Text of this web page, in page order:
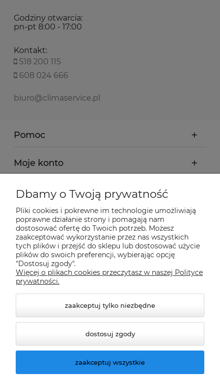
Godziny otwarcia:
pn-pt 8:00 - 17:00
Kontakt:
518 200 115
608 024 666
biuro@climaservice.pl
Pomoc
Moje konto
Płatności i dostawa
Informacje
O nas
Nasze sklepy Allegro
Dbamy o Twoją prywatność
Pliki cookies i pokrewne im technologie umożliwiają
poprawne działanie strony i pomagają nam
dostosować ofertę do Twoich potrzeb. Możesz
zaakceptować wykorzystanie przez nas wszystkich
tych plików i przejść do sklepu lub dostosować użycie
plików do swoich preferencji, wybierając opcję
"Dostosuj zgody".
Więcej o plikach cookies przeczytasz w naszej Polityce
prywatności.
zaakceptuj tylko niezbędne
dostosuj zgody
zaakceptuj wszystkie